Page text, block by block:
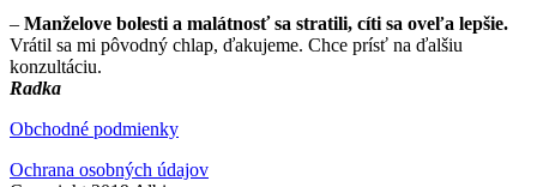
– Manželove bolesti a malátnosť sa stratili, cíti sa oveľa lepšie.
Vrátil sa mi pôvodný chlap, ďakujeme. Chce prísť na ďalšiu
konzultáciu.
Radka
Obchodné podmienky
Ochrana osobných údajov